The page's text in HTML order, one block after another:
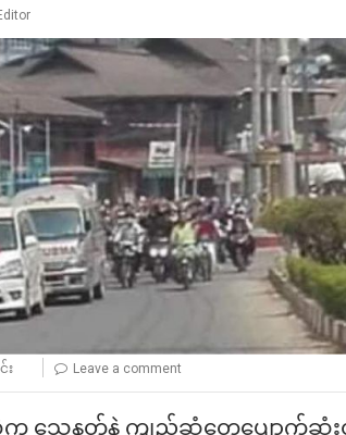
း Leave a comment
က သေနတ်နဲ့ ကျည်ဆံတွေပျောက်ဆုံးတ